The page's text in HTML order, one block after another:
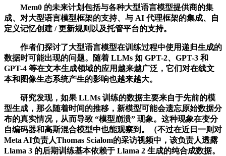
Mem0 的未来计划包括与各种大型语言模型提供商的集
成、对大型语言模型框架的支持、与 AI 代理框架的集成、自
定义记忆创建 / 更新规则以及托管平台的支持。
作者们探讨了大型语言模型在训练过程中使用递归生成的
数据时可能出现的问题。随着 LLMs 如 GPT-2、GPT-3 和
GPT-4 等在文本生成领域的应用越来越广泛，它们对在线文
本和图像生态系统产生的影响也越来越大。
研究发现，如果 LLMs 训练的数据主要来自于先前的模
型生成，那么随着时间的推移，新模型可能会遗忘原始数据分
布的真实情况，从而导致 “模型崩溃” 现象。这种现象在变分
自编码器和高斯混合模型中也能观察到。（不过在近日一则对
Meta AI负责人Thomas Scialom的采访视频中，该负责人透露
Llama 3 的后期训练基本依赖于 Llama 2 生成的纯合成数据。